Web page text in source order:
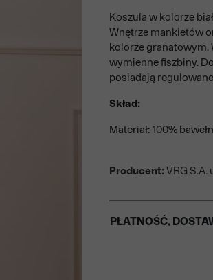
Koszula w kolorze
Wnętrze mankietów
kolorze granatowym.
wymienne fiszbiny.
posiadają
Skład:
Materiał: 100%
Producent: VRG S.A.
PŁATNOŚĆ,